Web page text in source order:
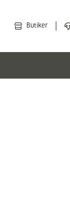
Butiker